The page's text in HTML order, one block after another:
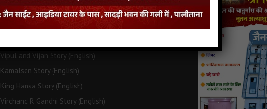
Monk Metarya (English)
Vipul and Vijan Story (English)
Kamalsen Story (English)
King Hansa Story (English)
Virchand R Gandhi Story (English)